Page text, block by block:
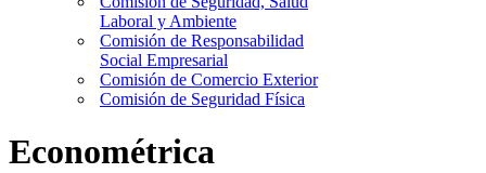
Laboral y Ambiente
Comisión de Responsabilidad
Social Empresarial
Comisión de Comercio Exterior
Comisión de Seguridad Física
Econométrica